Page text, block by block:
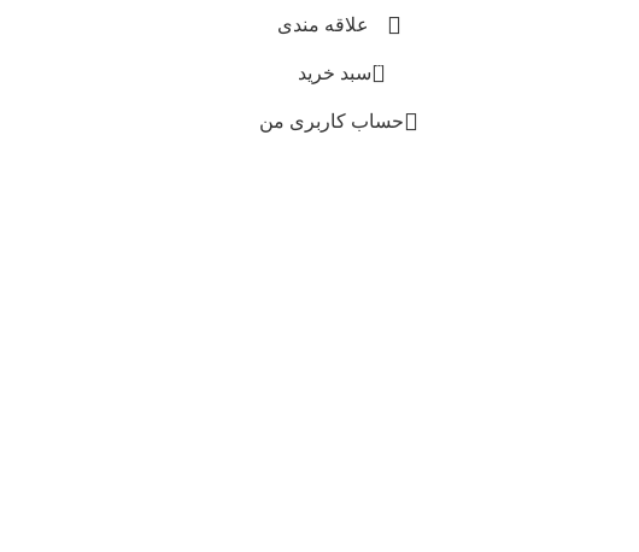
علاقه مندی
0 سبد خرید
حساب کاربری من